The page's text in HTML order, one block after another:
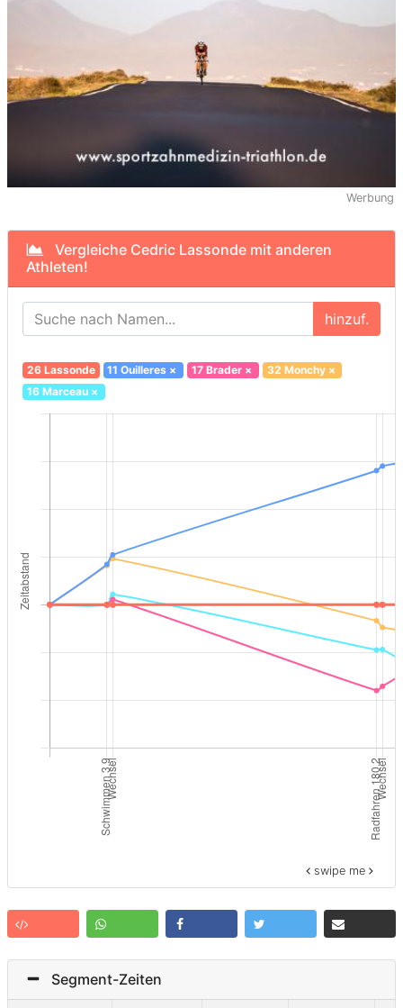
Werbung
Vergleiche Cedric Lassonde mit anderen
Athleten!
hinzuf.
26 Lassonde 11 Ouilleres × 17 Brader× 32 Monchy×
16 Marceau×
swipe me
Segment-Zeiten